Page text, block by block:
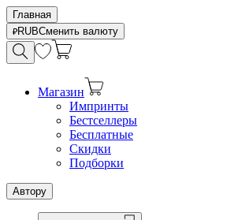
Главная
RUBСменить валюту
Магазин
Импринты
Бестселлеры
Бесплатные
Скидки
Подборки
Автору